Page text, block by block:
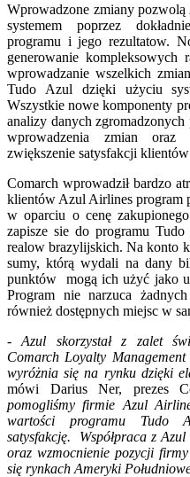
Wprowadzone zmiany
systemem poprzez
programu i jego rezultatow.
generowanie kompleksowych
wprowadzanie wszelkich
Tudo Azul dzięki użyciu
Wszystkie nowe komponenty
analizy danych
wprowadzenia zmian
zwiększenie satysfakcji
Comarch wprowadził bardzo
klientów Azul Airlines program
w oparciu o cenę
zapisze sie do programu
realow brazylijskich. Na konto
sumy, którą wydali na dany
punktów mogą ich użyć jako
Program nie narzuca
również dostępnych miejsc w
-Azul skorzystał z zalet
Comarch Loyalty
wyróżnia się na rynku dzięki
mówi Darius Ner, prezes
pomogliśmy firmie Azul
wartości programu Tudo
satysfakcję. Współpraca z
oraz wzmocnienie pozycji
się rynkach Ameryki